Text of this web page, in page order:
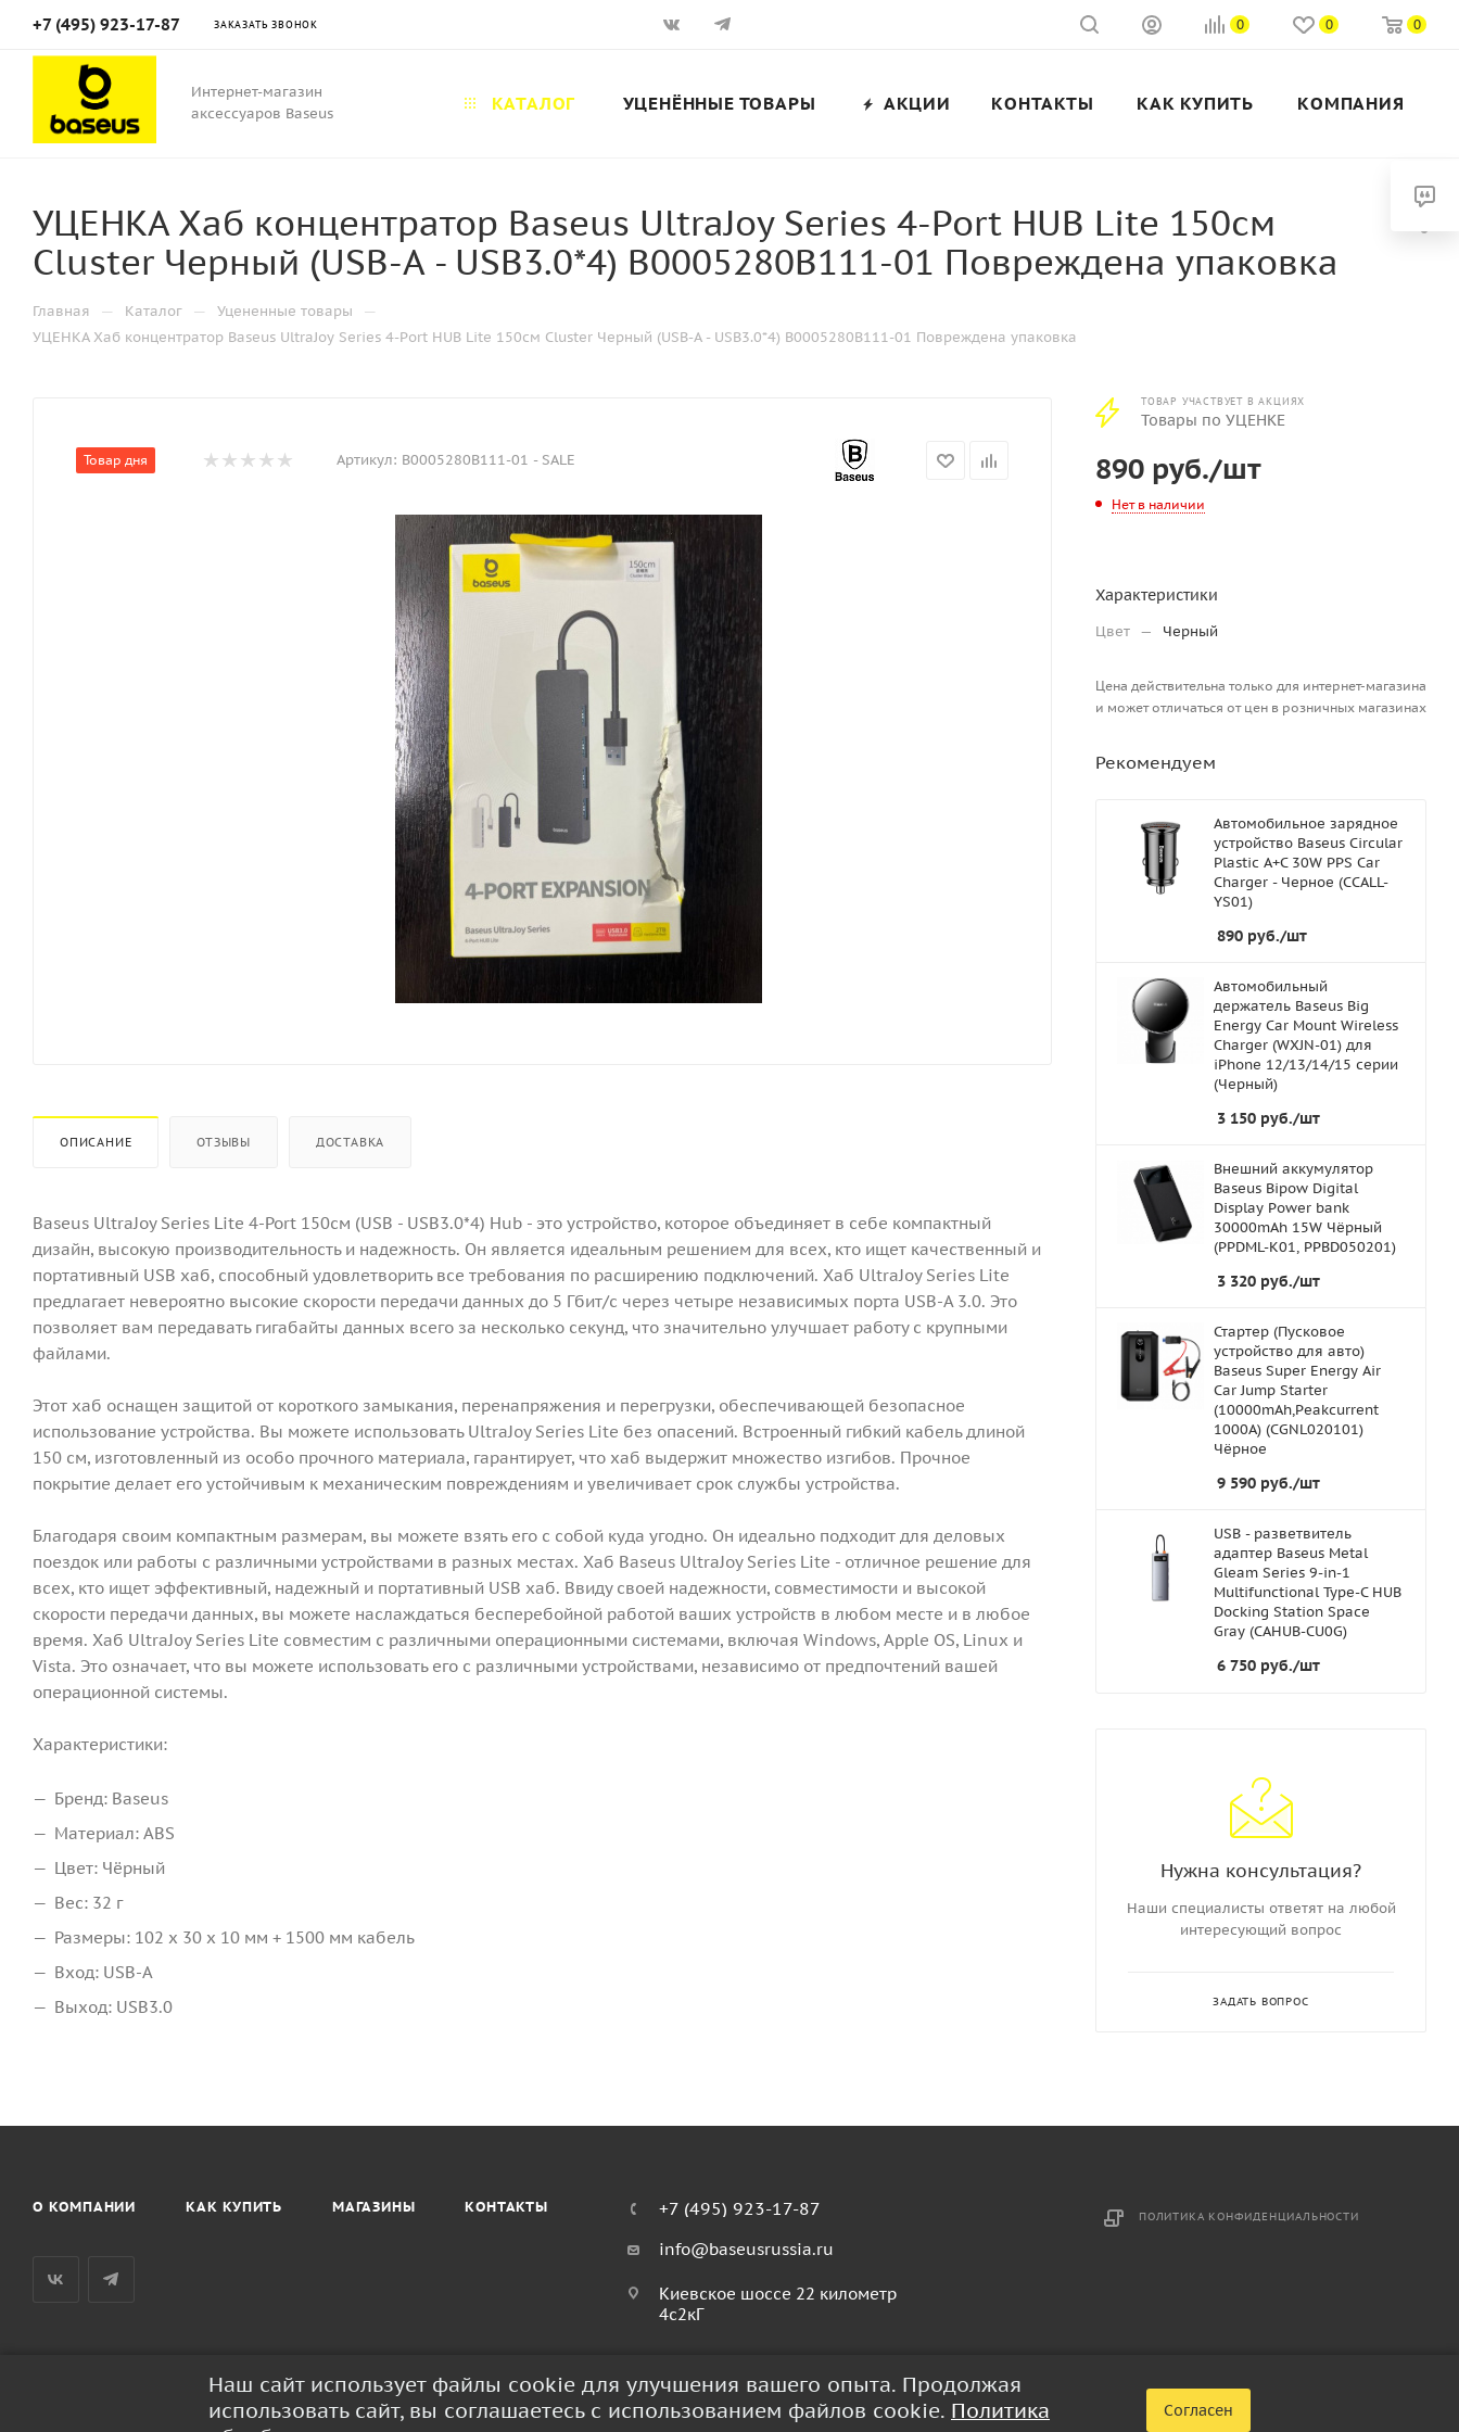
+7 (495) 923-17-87 ЗАКАЗАТЬ ЗВОНОК 0 0 0
Интернет-магазин
аксессуаров Baseus
КАТАЛОГ УЦЕНЁННЫЕ ТОВАРЫ АКЦИИ КОНТАКТЫ КАК КУПИТЬ КОМПАНИЯ
УЦЕНКА Хаб концентратор Baseus UltraJoy Series 4-Port HUB Lite 150см
Cluster Черный (USB-A - USB3.0*4) B0005280B111-01 Повреждена упаковка
Главная — Каталог — Уцененные товары —
УЦЕНКА Хаб концентратор Baseus UltraJoy Series 4-Port HUB Lite 150см Cluster Черный (USB-A - USB3.0*4) B0005280B111-01 Повреждена упаковка
Товар дня Артикул: B0005280B111-01 - SALE
ОПИСАНИЕ ОТЗЫВЫ ДОСТАВКА
Baseus UltraJoy Series Lite 4-Port 150см (USB - USB3.0*4) Hub - это устройство, которое объединяет в себе компактный
дизайн, высокую производительность и надежность. Он является идеальным решением для всех, кто ищет качественный и
портативный USB хаб, способный удовлетворить все требования по расширению подключений. Хаб UltraJoy Series Lite
предлагает невероятно высокие скорости передачи данных до 5 Гбит/с через четыре независимых порта USB-A 3.0. Это
позволяет вам передавать гигабайты данных всего за несколько секунд, что значительно улучшает работу с крупными
файлами.
Этот хаб оснащен защитой от короткого замыкания, перенапряжения и перегрузки, обеспечивающей безопасное
использование устройства. Вы можете использовать UltraJoy Series Lite без опасений. Встроенный гибкий кабель длиной
150 см, изготовленный из особо прочного материала, гарантирует, что хаб выдержит множество изгибов. Прочное
покрытие делает его устойчивым к механическим повреждениям и увеличивает срок службы устройства.
Благодаря своим компактным размерам, вы можете взять его с собой куда угодно. Он идеально подходит для деловых
поездок или работы с различными устройствами в разных местах. Хаб Baseus UltraJoy Series Lite - отличное решение для
всех, кто ищет эффективный, надежный и портативный USB хаб. Ввиду своей надежности, совместимости и высокой
скорости передачи данных, вы можете наслаждаться бесперебойной работой ваших устройств в любом месте и в любое
время. Хаб UltraJoy Series Lite совместим с различными операционными системами, включая Windows, Apple OS, Linux и
Vista. Это означает, что вы можете использовать его с различными устройствами, независимо от предпочтений вашей
операционной системы.
Характеристики:
Бренд: Baseus
Материал: ABS
Цвет: Чёрный
Вес: 32 г
Размеры: 102 x 30 x 10 мм + 1500 мм кабель
Вход: USB-A
Выход: USB3.0
ТОВАР УЧАСТВУЕТ В АКЦИЯХ
Товары по УЦЕНКЕ
890 руб./шт
Нет в наличии
Характеристики
Цвет — Черный
Цена действительна только для интернет-магазина
и может отличаться от цен в розничных магазинах
Рекомендуем
Автомобильное зарядное
устройство Baseus Circular
Plastic A+C 30W PPS Car
Charger - Черное (CCALL-
YS01)
890 руб./шт
Автомобильный
держатель Baseus Big
Energy Car Mount Wireless
Charger (WXJN-01) для
iPhone 12/13/14/15 серии
(Черный)
3 150 руб./шт
Внешний аккумулятор
Baseus Bipow Digital
Display Power bank
30000mAh 15W Чёрный
(PPDML-K01, PPBD050201)
3 320 руб./шт
Стартер (Пусковое
устройство для авто)
Baseus Super Energy Air
Car Jump Starter
(10000mAh,Peakcurrent
1000A) (CGNL020101)
Чёрное
9 590 руб./шт
USB - разветвитель
адаптер Baseus Metal
Gleam Series 9-in-1
Multifunctional Type-C HUB
Docking Station Space
Gray (CAHUB-CU0G)
6 750 руб./шт
Нужна консультация?
Наши специалисты ответят на любой
интересующий вопрос
ЗАДАТЬ ВОПРОС
О КОМПАНИИ КАК КУПИТЬ МАГАЗИНЫ КОНТАКТЫ +7 (495) 923-17-87
info@baseusrussia.ru
Киевское шоссе 22 километр
4с2кГ
ПОЛИТИКА КОНФИДЕНЦИАЛЬНОСТИ
2026 © BaseusRussia - интернет-магазин продукции Baseus
Наш сайт использует файлы cookie для улучшения вашего опыта. Продолжая
использовать сайт, вы соглашаетесь с использованием файлов cookie. Политика
Согласен